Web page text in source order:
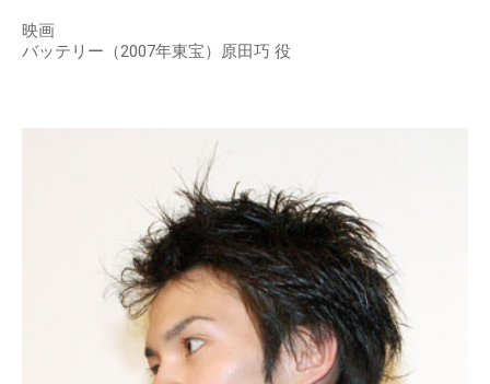
映画
バッテリー（2007年東宝）原田巧 役